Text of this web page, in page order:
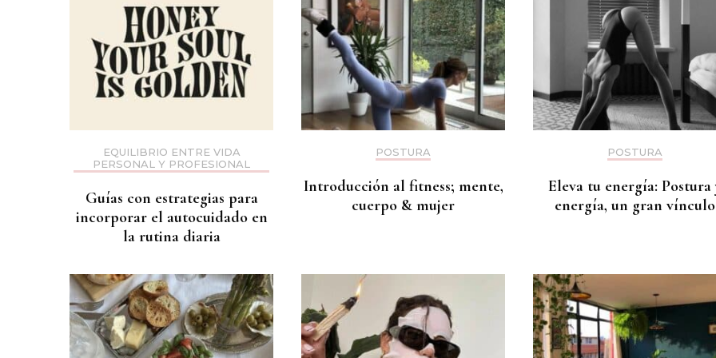
EQUILIBRIO ENTRE VIDA
PERSONAL Y PROFESIONAL
Guías con estrategias para
incorporar el autocuidado en
la rutina diaria
POSTURA
Introducción al fitness; mente,
cuerpo & mujer
POSTURA
Eleva tu energía: Postura
energía, un gran vínculo